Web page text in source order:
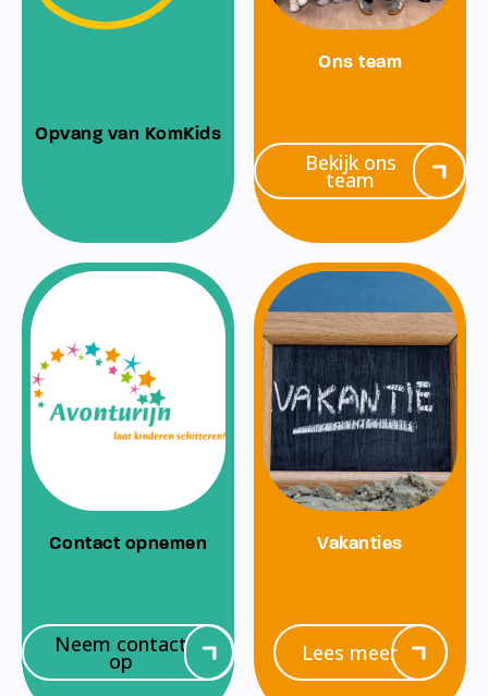
Opvang van KomKids
Ons team
Bekijk ons
team
Contact opnemen
Neem contact
op
Vakanties
Lees meer